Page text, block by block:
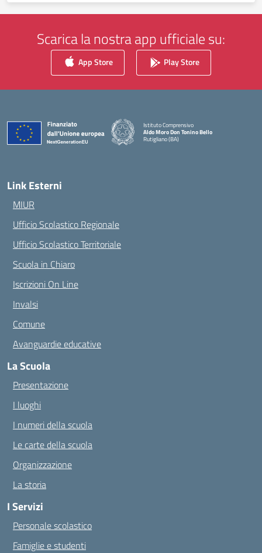
Scarica la nostra app ufficiale su:
App Store Play Store
Istituto Comprensivo
Aldo Moro Don Tonino Bello
Rutigliano (BA)
— Visita la pagina iniziale della scuola
Link Esterni
MIUR
Ufficio Scolastico Regionale
Ufficio Scolastico Territoriale
Scuola in Chiaro
Iscrizioni On Line
Invalsi
Comune
Avanguardie educative
La Scuola
Presentazione
I luoghi
I numeri della scuola
Le carte della scuola
Organizzazione
La storia
I Servizi
Personale scolastico
Famiglie e studenti